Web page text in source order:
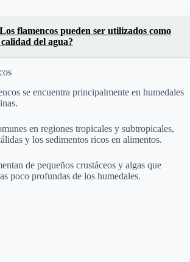
flamencos pueden ser utilizados como
del agua?
se encuentra principalmente en humedales
en regiones tropicales y subtropicales,
y los sedimentos ricos en alimentos.
de pequeños crustáceos y algas que
poco profundas de los humedales.